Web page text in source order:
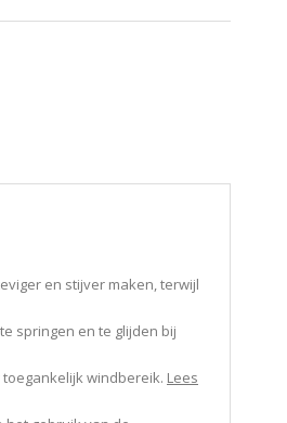
en stijver maken, terwijl
springen en te glijden bij
toegankelijk windbereik. Lees